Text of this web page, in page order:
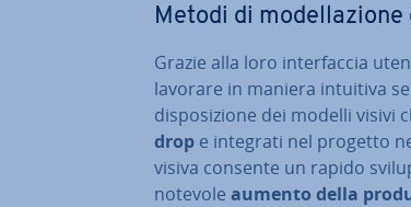
Metodi di mo­del­la­zio­ne
Grazie alla loro in­ter­fac­cia
lavorare in maniera intuitiva
di­spo­si­zio­ne dei modelli visivi
drop e integrati nel progetto
visiva consente un rapido
notevole aumento della